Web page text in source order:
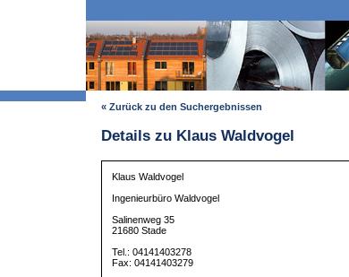
« Zurück zu den Suchergebnissen
Details zu Klaus Waldvogel
Klaus Waldvogel
Ingenieurbüro Waldvogel
Salinenweg 35
21680 Stade
Tel.: 04141403278
Fax: 04141403279